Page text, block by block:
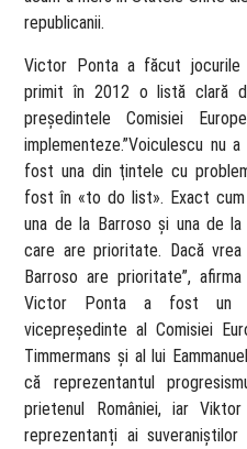
republicanii.
Victor Ponta a făcut jocurile
primit în 2012 o listă clară
președintele Comisiei
implementeze.”Voiculescu nu
fost una din ţintele cu
fost în «to do list». Exact
una de la Barroso şi una de
care are prioritate. Dacă
Barroso are prioritate”,
Victor Ponta a fost un
vicepreședinte al Comisiei
Timmermans și al lui
că reprezentantul
prietenul României, iar
reprezentanți ai